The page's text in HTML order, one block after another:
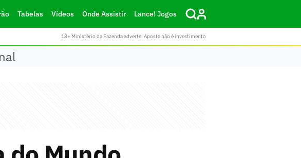
Tabelas Vídeos Onde Assistir Lance! Jogos
18+ Ministério da Fazenda adverte: Aposta não é investimento